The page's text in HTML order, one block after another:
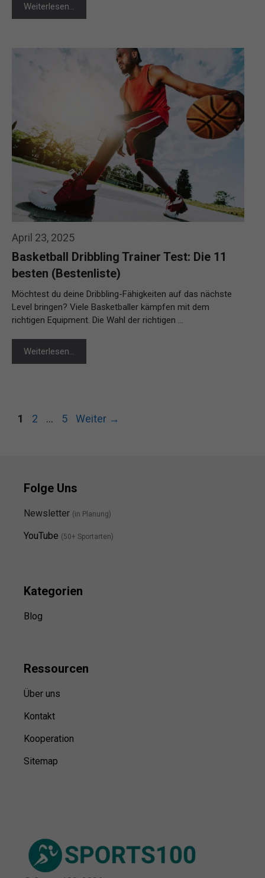
Weiterlesen…
April 23, 2025
Basketball Dribbling Trainer Test: Die 11
besten (Bestenliste)
Möchtest du deine Dribbling-Fähigkeiten auf das nächste
Level bringen? Viele Basketballer kämpfen mit dem
richtigen Equipment. Die Wahl der richtigen …
Weiterlesen…
Seite
1 Seite
2 … Seite
5 Weiter →
Folge Uns
Newsletter (in Planung)
YouTube (50+ Sportarten)
Kategorien
Blog
Ressourcen
Über uns
Kontakt
Kooperation
Sitemap